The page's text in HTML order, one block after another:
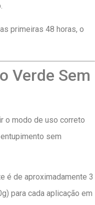
primeiras 48 horas, o
Verde Sem
o modo de uso correto
sem
é de aproximadamente 3
para cada aplicação em